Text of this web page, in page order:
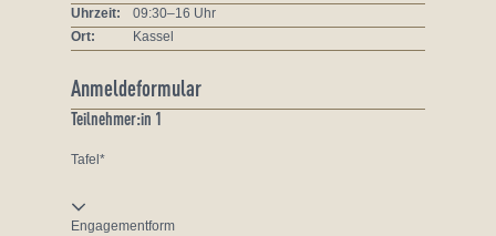
Uhrzeit:
09:30–16 Uhr
Ort:
Kassel
Anmeldeformular
Teilnehmer:in 1
Tafel*
Engagementform